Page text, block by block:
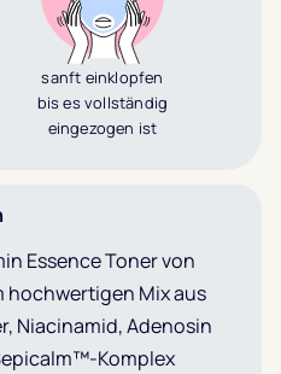
sanft einklopfen
bis es vollständig
eingezogen ist
Essence Toner von
hochwertigen Mix aus
Niacinamid, Adenosin
Komplex